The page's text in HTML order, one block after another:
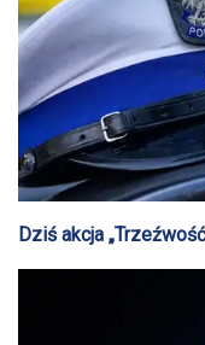
Dziś akcja
kontrole na drogach